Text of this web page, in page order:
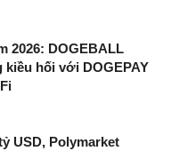
2026: DOGEBALL
hối với DOGEPAY
USD, Polymarket